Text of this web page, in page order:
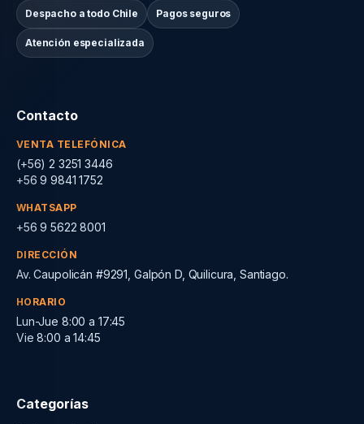
Despacho a todo Chile Pagos seguros
Atención especializada
Contacto
VENTA TELEFÓNICA
(+56) 2 3251 3446
+56 9 9841 1752
WHATSAPP
+56 9 5622 8001
DIRECCIÓN
Av. Caupolicán #9291, Galpón D, Quilicura, Santiago.
HORARIO
Lun-Jue 8:00 a 17:45
Vie 8:00 a 14:45
Categorías